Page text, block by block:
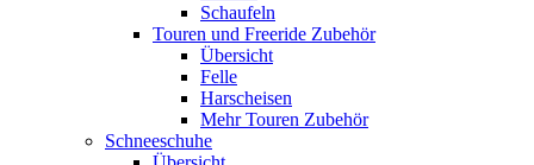
Schaufeln
Touren und Freeride Zubehör
Übersicht
Felle
Harscheisen
Mehr Touren Zubehör
Schneeschuhe